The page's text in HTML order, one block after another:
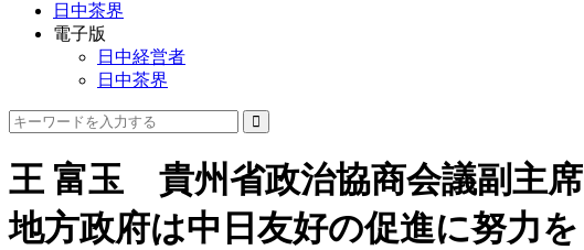
日中茶界
電子版
日中経営者
日中茶界
王 富玉 貴州省政治協商会議副主席
地方政府は中日友好の促進に努力を